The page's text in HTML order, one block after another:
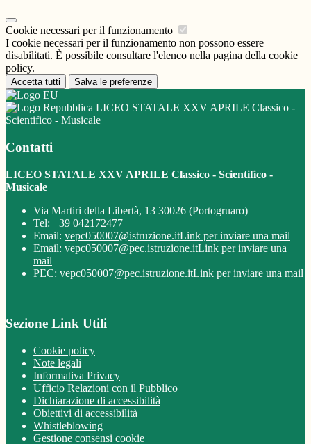
Cookie necessari per il funzionamento
I cookie necessari per il funzionamento non possono essere
disabilitati. È possibile consultare l'elenco nella pagina della cookie
policy.
Accetta tutti Salva le preferenze
LICEO STATALE XXV APRILE Classico -
Scientifico - Musicale
Contatti
LICEO STATALE XXV APRILE Classico - Scientifico -
Musicale
Via Martiri della Libertà, 13 30026 (Portogruaro)
Tel: +39 042172477
Email: vepc050007@istruzione.itLink per inviare una mail
Email: vepc050007@pec.istruzione.itLink per inviare una
mail
PEC: vepc050007@pec.istruzione.itLink per inviare una mail
Sezione Link Utili
Cookie policy
Note legali
Informativa Privacy
Ufficio Relazioni con il Pubblico
Dichiarazione di accessibilità
Obiettivi di accessibilità
Whistleblowing
Gestione consensi cookie